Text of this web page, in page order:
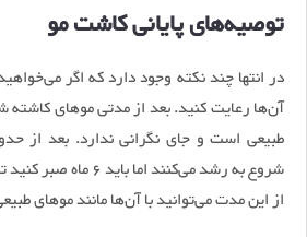
توصیه‌های پایانی کاشت مو
در انتها چند نکته وجود دارد که اگر
آن‌ها رعایت کنید. بعد از مدتی موهای
شروع به رشد می‌کنند اما
از این مدت می‌توانید با آن‌ها مانند موهای